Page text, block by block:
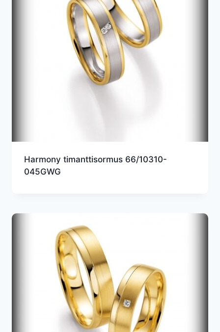
Harmony timanttisormus 66/10310-
045GWG